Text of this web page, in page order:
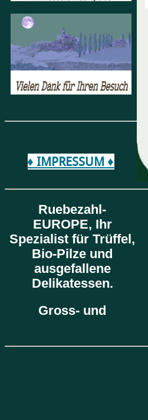
♦ IMPRESSUM ♦
Ruebezahl-
EUROPE, Ihr
Spezialist für Trüffel,
Bio-Pilze und
ausgefallene
Delikatessen.
Gross- und